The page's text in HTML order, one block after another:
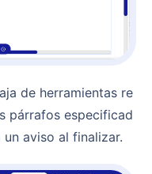
párrafos especificad
aviso al finalizar.